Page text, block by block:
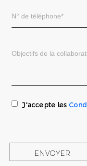
J'accepte les
ENVOYER